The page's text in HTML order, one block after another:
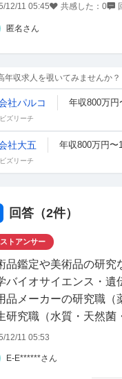
12/11 05:45
共感した： 0
匿名さん
年収求人を覗いてみませんか？
社パルコ 年収800万円
ズリーチ
社大五 年収800万円〜
ズリーチ
回答（2件）
トアンサー
品鑑定や美術品の研究
バイオサイエンス・遺
品メーカーの研究職（
研究職（水質・天然菌
12/11 05:53
E-E******さん